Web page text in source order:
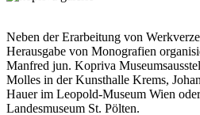
Neben der Erarbeitung von
Herausgabe von Monografien
Manfred jun. Kopriva
Molles in der Kunsthalle Krems,
Hauer im Leopold-Museum Wien
Landesmuseum St. Pölten.